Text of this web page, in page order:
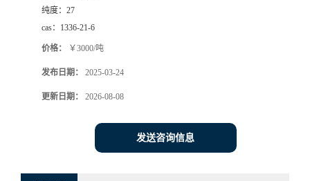
纯度： 27
cas： 1336-21-6
价格： ￥3000/吨
发布日期： 2025-03-24
更新日期： 2026-08-08
发送咨询信息